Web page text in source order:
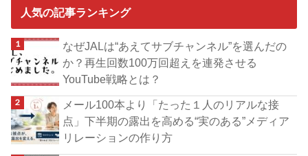
人気の記事ランキング
なぜJALは“あえてサブチャンネル”を選んだの
か？再生回数100万回超えを連発させる
YouTube戦略とは？
メール100本より「たった１人のリアルな接
点」下半期の露出を高める“実のある”メディア
リレーションの作り方